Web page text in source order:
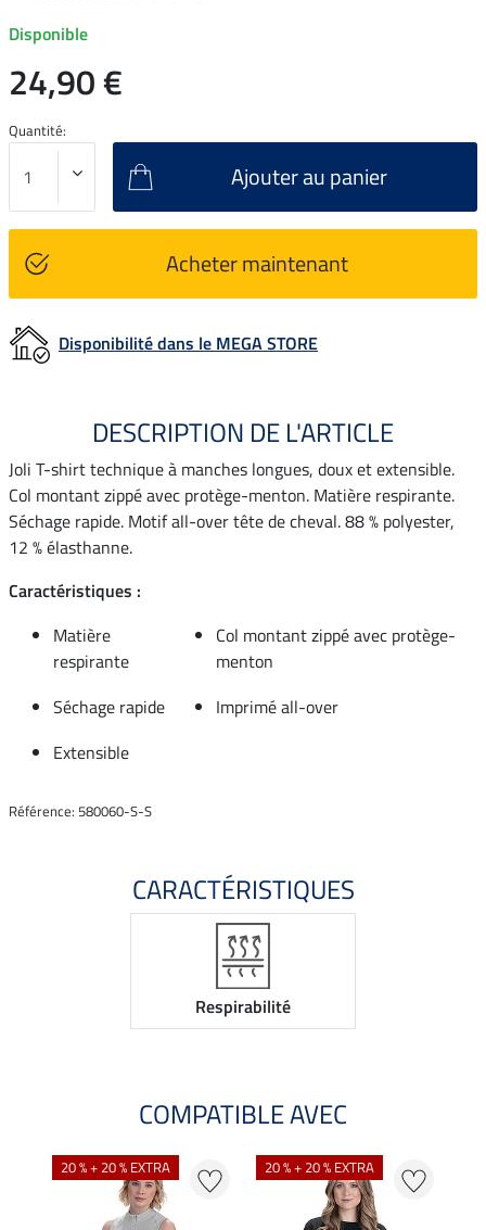
Disponible
24,90 €
Quantité:
Ajouter au panier
Acheter maintenant
Disponibilité dans le MEGA STORE
DESCRIPTION DE L'ARTICLE
Joli T-shirt technique à manches longues, doux et extensible.
Col montant zippé avec protège-menton. Matière respirante.
Séchage rapide. Motif all-over tête de cheval. 88 % polyester,
12 % élasthanne.
Caractéristiques :
Matière
respirante
Col montant zippé avec protège-
menton
Séchage rapide
Imprimé all-over
Extensible
Référence: 580060-S-S
CARACTÉRISTIQUES
Respirabilité
COMPATIBLE AVEC
20 % + 20 % EXTRA 20 % + 20 % EXTRA